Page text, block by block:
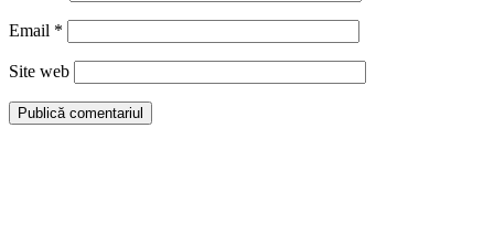
Email *
Site web